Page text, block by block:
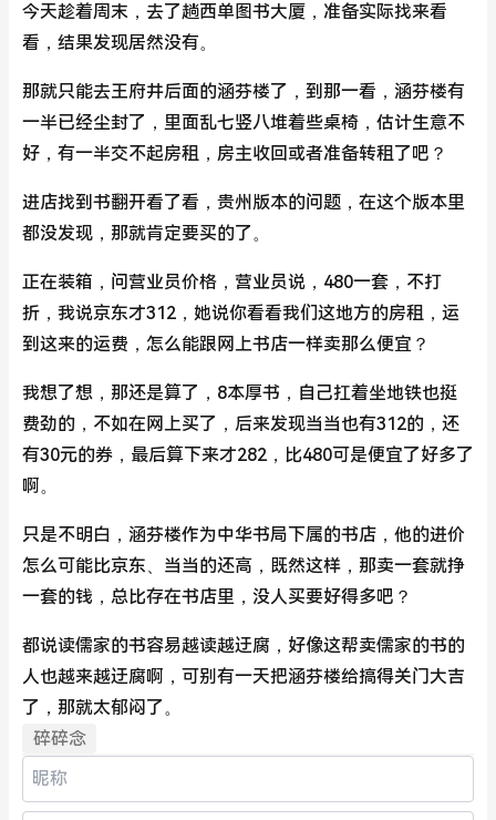
今天趁着周末，去了趟西单图书大厦，准备实际找来看
看，结果发现居然没有。
那就只能去王府井后面的涵芬楼了，到那一看，涵芬楼有
一半已经尘封了，里面乱七竖八堆着些桌椅，估计生意不
好，有一半交不起房租，房主收回或者准备转租了吧？
进店找到书翻开看了看，贵州版本的问题，在这个版本里
都没发现，那就肯定要买的了。
正在装箱，问营业员价格，营业员说，480一套，不打
折，我说京东才312，她说你看看我们这地方的房租，运
到这来的运费，怎么能跟网上书店一样卖那么便宜？
我想了想，那还是算了，8本厚书，自己扛着坐地铁也挺
费劲的，不如在网上买了，后来发现当当也有312的，还
有30元的券，最后算下来才282，比480可是便宜了好多了
啊。
只是不明白，涵芬楼作为中华书局下属的书店，他的进价
怎么可能比京东、当当的还高，既然这样，那卖一套就挣
一套的钱，总比存在书店里，没人买要好得多吧？
都说读儒家的书容易越读越迂腐，好像这帮卖儒家的书的
人也越来越迂腐啊，可别有一天把涵芬楼给搞得关门大吉
了，那就太郁闷了。
碎碎念